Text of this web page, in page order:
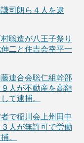
司朗ら４人を逮
聡造が八王子祭り
二と住吉会幸平一
連合会聡仁組幹部
人が不動産を高額
て逮捕。
で稲川会上州田中
人が無許可で労働
。